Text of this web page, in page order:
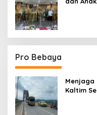
Pro Bebaya
Menjaga
Kaltim